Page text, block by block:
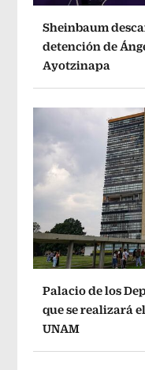
Sheinbaum
detención de
Ayotzinapa
Palacio de los
que se realizará
UNAM